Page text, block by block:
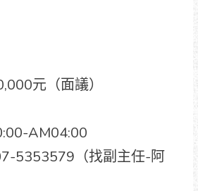
元（面議）
AM04:00
5353579（找副主任-阿